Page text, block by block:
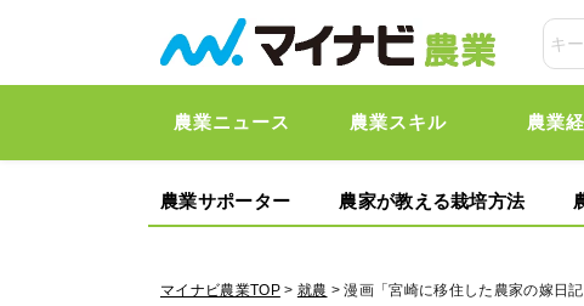
農業ニュース 農業スキル 農業
農業サポーター 農家が教える栽培方法
マイナビ農業TOP> 就農 > 漫画「宮崎に移住した農家の嫁日